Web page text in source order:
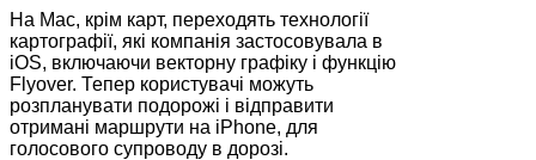
На Mac, крім карт, переходять технології
картографії, які компанія застосовувала в
iOS, включаючи векторну графіку і функцію
Flyover. Тепер користувачі можуть
розпланувати подорожі і відправити
отримані маршрути на iPhone, для
голосового супроводу в дорозі.